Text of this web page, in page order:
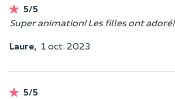
5/5
Super animation! Les filles ont adoré!
Laure, 1 oct. 2023
5/5